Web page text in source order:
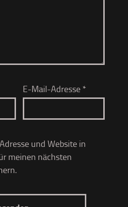
E-Mail-Adresse *
und Website in
meinen nächsten